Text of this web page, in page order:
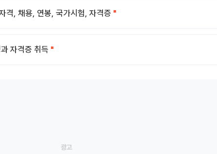
격, 채용, 연봉, 국가시험, 자격증
자격증 취득